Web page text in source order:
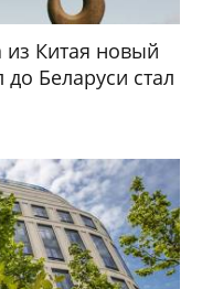
из Китая новый
Беларуси стал